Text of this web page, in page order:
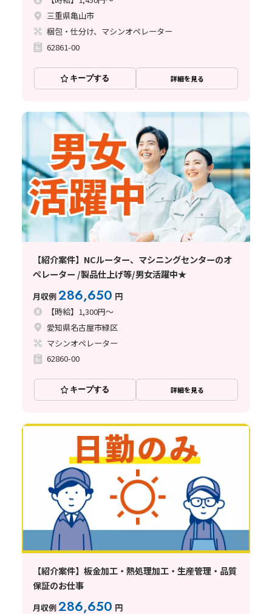
三重県亀山市
梱包・仕分け、マシンオペレーター
62861-00
キープする 詳細を見る
【紹介案件】NCルーター、マシニングセンターのオ
ペレーター /製品仕上げ等/男女活躍中★
月収例286,650 円
【時給】1,300円～
愛知県名古屋市緑区
マシンオペレーター
62860-00
キープする 詳細を見る
【紹介案件】板金加工・熱処理加工・生産管理・品質
保証のお仕事
月収例286,650 円